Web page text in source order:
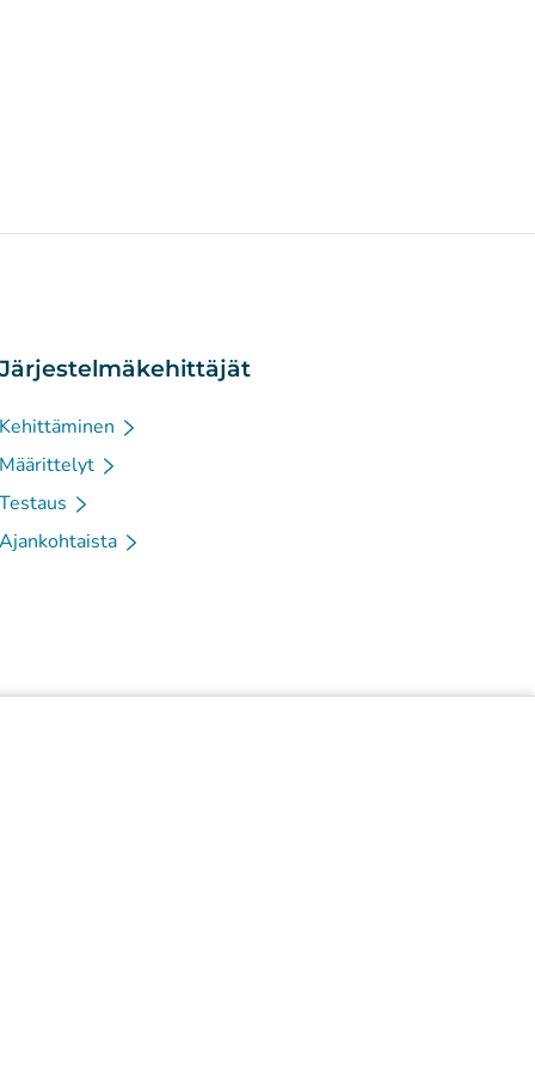
Järjestelmäkehittäjät
Kehittäminen
Määrittelyt
Testaus
Ajankohtaista